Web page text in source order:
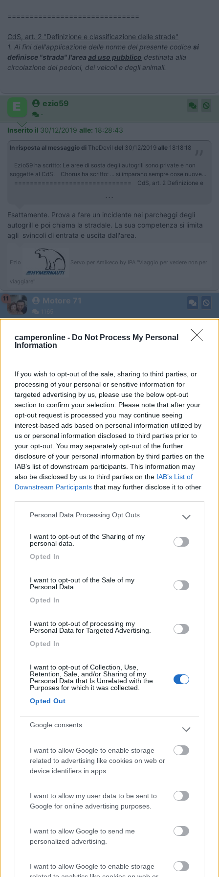
camperonline - Do Not Process My Personal
Information
If you wish to opt-out of the sale, sharing to third parties, or
processing of your personal or sensitive information for
targeted advertising by us, please use the below opt-out
section to confirm your selection. Please note that after your
opt-out request is processed you may continue seeing
interest-based ads based on personal information utilized by
us or personal information disclosed to third parties prior to
your opt-out. You may separately opt-out of the further
disclosure of your personal information by third parties on the
IAB’s list of downstream participants. This information may
also be disclosed by us to third parties on the IAB’s List of
Downstream Participants that may further disclose it to other
Please note that this website/app uses one or more Google
not limited to your visit or usage behaviour. You may click to
grant or deny consent to Google and its third-party tags to
use your data for below specified purposes in below Google
Personal Data Processing Opt Outs
I want to opt-out of the Sharing of my
personal data.
Opted In
I want to opt-out of the Sale of my
Personal Data.
Opted In
I want to opt-out of processing my
Personal Data for Targeted Advertising.
Opted In
I want to opt-out of Collection, Use,
Retention, Sale, and/or Sharing of my
Personal Data that Is Unrelated with the
Purposes for which it was collected.
Opted Out
Google consents
I want to allow Google to enable storage
related to advertising like cookies on web or
device identifiers in apps.
I want to allow my user data to be sent to
Google for online advertising purposes.
I want to allow Google to send me
personalized advertising.
I want to allow Google to enable storage
==============================
CdS, art. 2 "Definizione e classificazione delle strade"
1. Ai fini dell'applicazione delle norme del presente codice si
definisce "strada" l'areaad uso pubblico destinata alla
circolazione dei pedoni, dei veicoli e degli animali.
ezio59
-
Inserito il 30/12/2019 alle: 18:28:43
In risposta al messaggio di TheDevil del 30/12/2019 alle 18:18:18
Ezio59 ha scritto: Le aree di sosta degli autogrill sono private e non
soggette al CdS. Chorus ha scritto: ... si imparano sempre cose nuove...
============================== CdS, art. 2 Definizione e
...
Esattamente. Prova a fare un incidente nei parcheggi degli
autogrill e poi chiama la stradale. La sua competenza si limita
agli svincoli di entrata e uscita dall'area.
Ezio Servo per Amikeco by IPA "Viaggio per vedere non per
viaggiare"
11 Motore 71
1165
In risposta al messaggio di
chiama la stradale. La sua competenza si limita agli svincoli di entrata e
uscita dall'area.
Nelle Autostrade possono fare servizio e di conseguenza le
multe le pattuglie della polizia stradale che fanno capo alla
concessionaria dell'autostrada infatti sulla vettura hanno lo
stemma della concessionaria, e possono fare le multe anche
nelle aree di servizio.
chorus
13003
In risposta al messaggio di TheDevildel 30/12/2019
soggette al CdS. Chorus ha scritto: ... si imparano sempre cose nuove...
============================== CdS, art. 2 Definizione e
Non metto in dubbio l'intervento di Ezio, ma non ho capito cosa
intendi con questo tuo sintetico intervento.
L'art. 2, terzo comma, lett. A) del cds definisce l'autostrada che,
ed aree di parcheggio, entrambe con accessi dotati di corsie di
decelerazione e di accelerazione".
Dal tenore della norma, a me sembra che il cds viga anche sulle
Sempre nella definizione di autostrada c'è scritto che essa è
dotata di recinzione e di sistemi di assistenza all'utente lungo
l'intero tracciato.
Quando passo dall'autostrada all'area di servizio o di sosta non
servizio stessa.
Grinza
64789
19:56:40
obbligatoria evito, per quanto possibile, di sostare nei loro
stalli, tanto, qualcosa trovo e sicuramente più di loro
Il problema non è la gente che non comprende ma la gente che giudica quello
che nemmeno comprende
1318